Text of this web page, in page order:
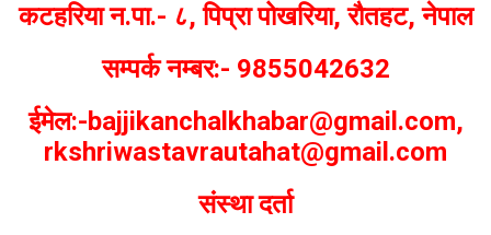
कटहरिया न.पा.- ८, पिप्रा पोखरिया, रौतहट, नेपाल
सम्पर्क नम्बर:- 9855042632
ईमेल:-bajjikanchalkhabar@gmail.com,
rkshriwastavrautahat@gmail.com
संस्था दर्ता